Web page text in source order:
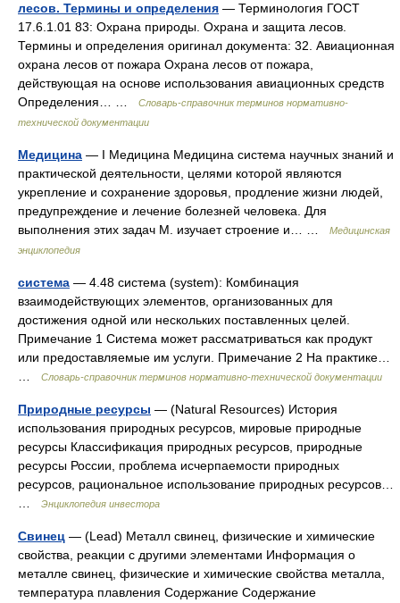
лесов. Термины и определения — Терминология ГОСТ
17.6.1.01 83: Охрана природы. Охрана и защита лесов.
Термины и определения оригинал документа: 32. Авиационная
охрана лесов от пожара Охрана лесов от пожара,
действующая на основе использования авиационных средств
Определения… …
Словарь-справочник терминов нормативно-
технической документации
Медицина — I Медицина Медицина система научных знаний и
практической деятельности, целями которой являются
укрепление и сохранение здоровья, продление жизни людей,
предупреждение и лечение болезней человека. Для
выполнения этих задач М. изучает строение и… …
Медицинская
энциклопедия
система — 4.48 система (system): Комбинация
взаимодействующих элементов, организованных для
достижения одной или нескольких поставленных целей.
Примечание 1 Система может рассматриваться как продукт
или предоставляемые им услуги. Примечание 2 На практике…
Словарь-справочник терминов нормативно-технической документации
Природные ресурсы — (Natural Resources) История
использования природных ресурсов, мировые природные
ресурсы Классификация природных ресурсов, природные
ресурсы России, проблема исчерпаемости природных
ресурсов, рациональное использование природных ресурсов…
Энциклопедия инвестора
Свинец — (Lead) Металл свинец, физические и химические
свойства, реакции с другими элементами Информация о
металле свинец, физические и химические свойства металла,
температура плавления Содержание Содержание